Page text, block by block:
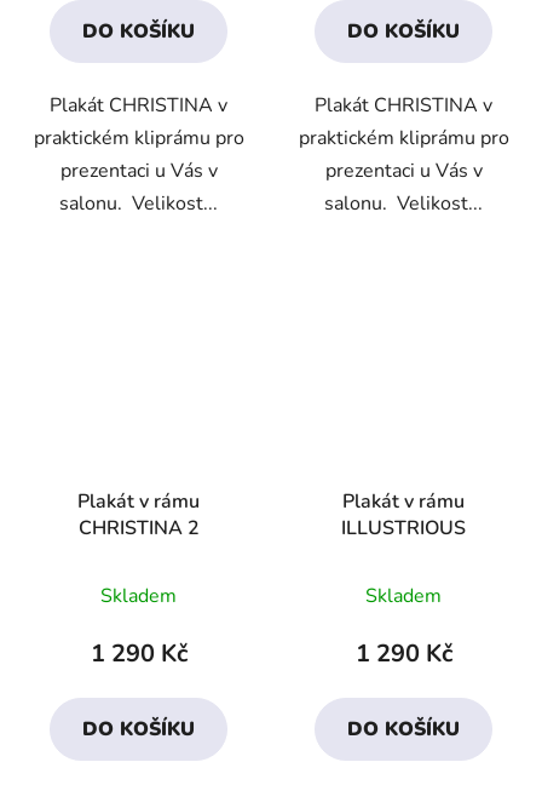
DO KOŠÍKU
Plakát CHRISTINA v
praktickém kliprámu pro
prezentaci u Vás v
salonu. Velikost...
DO KOŠÍKU
Plakát CHRISTINA v
praktickém kliprámu pro
prezentaci u Vás v
salonu. Velikost...
Plakát v rámu
CHRISTINA 2
Skladem
1 290 Kč
DO KOŠÍKU
Plakát v rámu
ILLUSTRIOUS
Skladem
1 290 Kč
DO KOŠÍKU